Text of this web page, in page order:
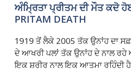
ਅੰਮ੍ਰਿਤਾ ਪ੍ਰੀਤਮ ਦੀ ਮੌਤ ਕਦੋ
PRITAM DEATH
1919 ਤੋਂ ਲੈਕੇ 2005 ਤੱਕ ਉਨਾਂਹ ਦਾ
ਦੇ ਆਖਰੀ ਪਲਾਂ ਤੱਕ ਉਨਾਂਹ ਦੇ ਨਾਲ
ਇਕ ਸ਼ਰੀਰ ਨਾਲ ਇਕ ਆਤਮਾ ਰਹਿੰਦੀ